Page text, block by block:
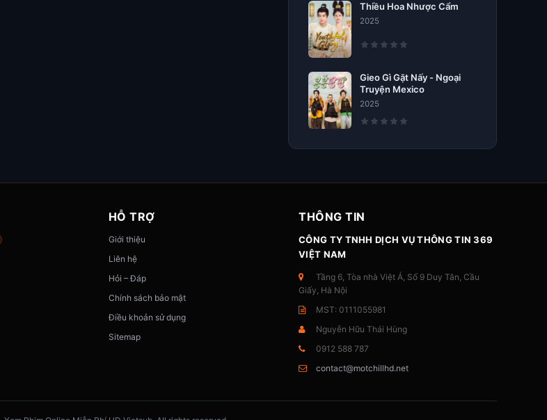
Thiều Hoa Nhược Cẩm
2025
Gieo Gì Gặt Nấy - Ngoại
Truyện Mexico
2025
HỖ TRỢ
Giới thiệu
Liên hệ
Hỏi – Đáp
Chính sách bảo mật
Điều khoản sử dụng
Sitemap
THÔNG TIN
CÔNG TY TNHH DỊCH VỤ THÔNG TIN 369
VIỆT NAM
Tầng 6, Tòa nhà Việt Á, Số 9 Duy Tân, Cầu
Giấy, Hà Nội
MST: 0111055981
Nguyễn Hữu Thái Hùng
0912 588 787
contact@motchillhd.net